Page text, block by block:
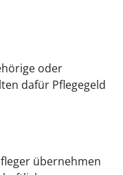
oder
dafür Pflegegeld
übernehmen